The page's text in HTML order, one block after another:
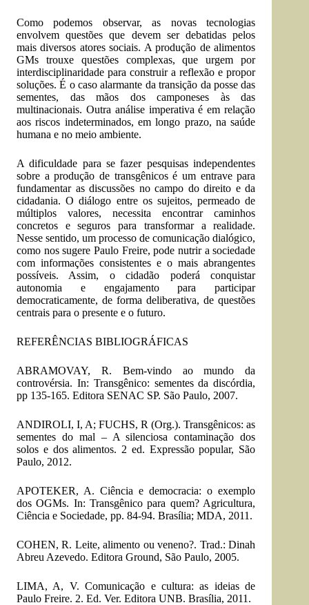
Como podemos observar, as novas tecnologias
envolvem questões que devem ser debatidas pelos
mais diversos atores sociais. A produção de alimentos
GMs trouxe questões complexas, que urgem por
interdisciplinaridade para construir a reflexão e propor
soluções. É o caso alarmante da transição da posse das
sementes, das mãos dos camponeses às das
multinacionais. Outra análise imperativa é em relação
aos riscos indeterminados, em longo prazo, na saúde
humana e no meio ambiente.
A dificuldade para se fazer pesquisas independentes
sobre a produção de transgênicos é um entrave para
fundamentar as discussões no campo do direito e da
cidadania. O diálogo entre os sujeitos, permeado de
múltiplos valores, necessita encontrar caminhos
concretos e seguros para transformar a realidade.
Nesse sentido, um processo de comunicação dialógico,
como nos sugere Paulo Freire, pode nutrir a sociedade
com informações consistentes e o mais abrangentes
possíveis. Assim, o cidadão poderá conquistar
autonomia e engajamento para participar
democraticamente, de forma deliberativa, de questões
centrais para o presente e o futuro.
REFERÊNCIAS BIBLIOGRÁFICAS
ABRAMOVAY, R. Bem-vindo ao mundo da
controvérsia. In: Transgênico: sementes da discórdia,
pp 135-165. Editora SENAC SP. São Paulo, 2007.
ANDIROLI, I, A; FUCHS, R (Org.). Transgênicos: as
sementes do mal – A silenciosa contaminação dos
solos e dos alimentos. 2 ed. Expressão popular, São
Paulo, 2012.
APOTEKER, A. Ciência e democracia: o exemplo
dos OGMs. In: Transgênico para quem? Agricultura,
Ciência e Sociedade, pp. 84-94. Brasília; MDA, 2011.
COHEN, R. Leite, alimento ou veneno?. Trad.: Dinah
Abreu Azevedo. Editora Ground, São Paulo, 2005.
LIMA, A, V. Comunicação e cultura: as ideias de
Paulo Freire. 2. Ed. Ver. Editora UNB. Brasília, 2011.